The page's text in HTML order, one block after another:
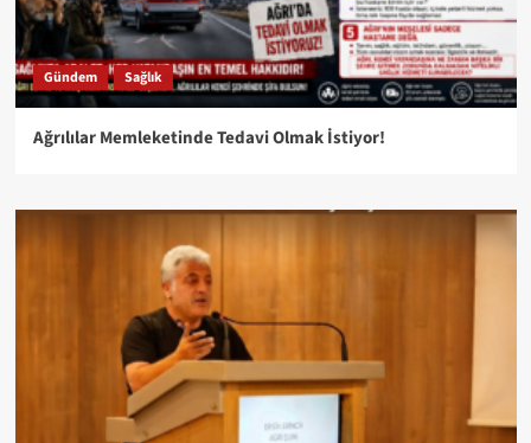
Gündem Sağlık
Ağrılılar Memleketinde Tedavi Olmak İstiyor!